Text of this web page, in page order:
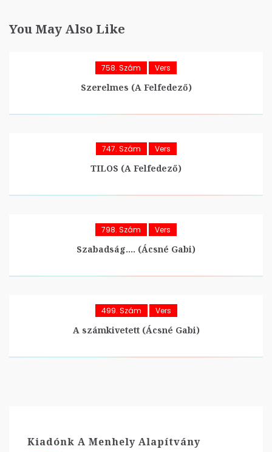
You May Also Like
758. Szám Vers
Szerelmes (A Felfedező)
747. Szám Vers
TILOS (A Felfedező)
798. Szám Vers
Szabadság…. (Ácsné Gabi)
499. Szám Vers
A számkivetett (Ácsné Gabi)
Kiadónk A Menhely Alapítvány